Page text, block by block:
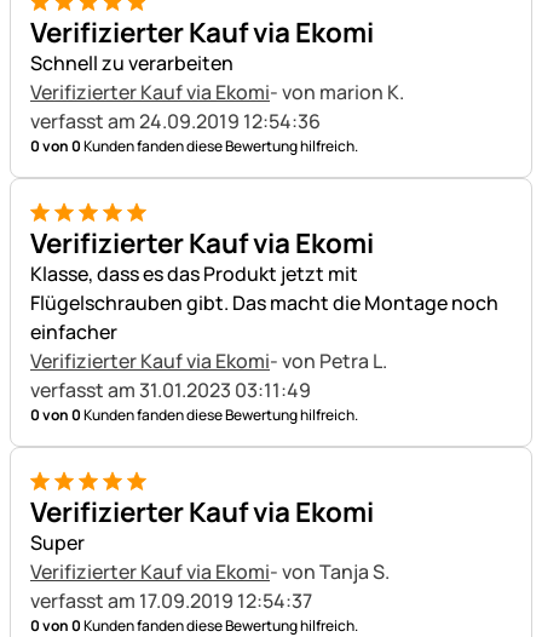
5 von 5
Verifizierter Kauf via Ekomi
Schnell zu verarbeiten
Verifizierter Kauf via Ekomi- von marion K.
verfasst am 24.09.2019 12:54:36
0 von 0Kunden fanden diese Bewertung hilfreich.
5 von 5
Verifizierter Kauf via Ekomi
Klasse, dass es das Produkt jetzt mit
Flügelschrauben gibt. Das macht die Montage noch
einfacher
Verifizierter Kauf via Ekomi- von Petra L.
verfasst am 31.01.2023 03:11:49
0 von 0Kunden fanden diese Bewertung hilfreich.
5 von 5
Verifizierter Kauf via Ekomi
Super
Verifizierter Kauf via Ekomi- von Tanja S.
verfasst am 17.09.2019 12:54:37
0 von 0Kunden fanden diese Bewertung hilfreich.